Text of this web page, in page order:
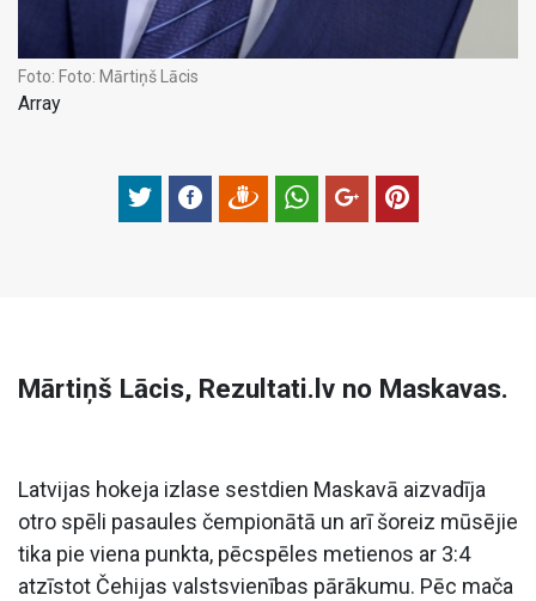
Foto: Foto: Mārtiņš Lācis
Array
Mārtiņš Lācis, Rezultati.lv no Maskavas.
Latvijas hokeja izlase sestdien Maskavā aizvadīja
otro spēli pasaules čempionātā un arī šoreiz mūsējie
tika pie viena punkta, pēcspēles metienos ar 3:4
atzīstot Čehijas valstsvienības pārākumu. Pēc mača